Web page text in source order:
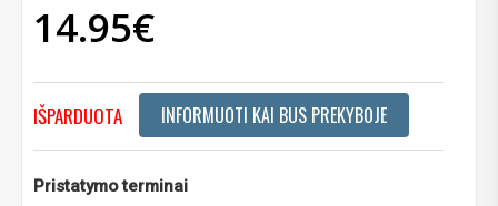
14.95€
IŠPARDUOTA INFORMUOTI KAI BUS PREKYBOJE
Pristatymo terminai